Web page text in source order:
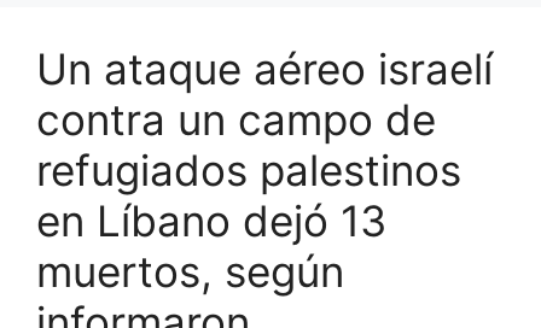
Un ataque aéreo israelí
contra un campo de
refugiados palestinos
en Líbano dejó 13
muertos, según